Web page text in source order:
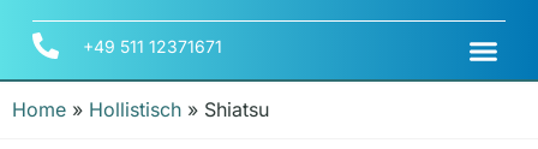
+49 511 12371671
Home » Hollistisch » Shiatsu